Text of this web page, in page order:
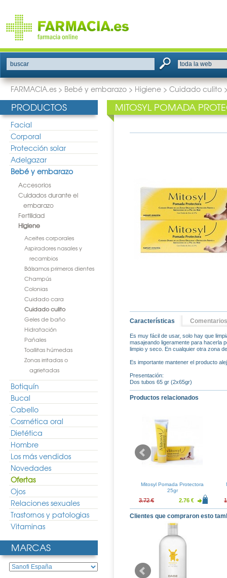
buscar
FARMACIA.es > Bebé y embarazo > Higiene > Cuidado culito
PRODUCTOS
Facial
Corporal
Protección solar
Adelgazar
Bebé y embarazo
Accesorios
Cuidados durante el
embarazo
Fertilidad
Higiene
Aceites corporales
Aspiradores nasales y
recambios
Bálsamos primeros dientes
Champús
Colonias
Cuidado cara
Cuidado culito
Geles de baño
Hidratación
Pañales
Toallitas húmedas
Zonas irritadas o
agrietadas
Botiquín
Bucal
Cabello
Cosmética oral
Dietética
Hombre
Los más vendidos
Novedades
Ofertas
Ojos
Relaciones sexuales
Trastornos y patologias
Vitaminas
MARCAS
MITOSYL POMADA
Características Comentarios
Es muy fácil de usar, solo hay que
masajeando ligeramente para hacerla
limpio y seco. En cualquier otra zona
Es importante mantener el producto
Presentación:
Dos tubos 65 gr (2x65gr)
Productos relacionados
Pomada
100ml
11.63 €
Nutraisdin ZN40 Pomada
Mitosyl Pomada Protectora
25gr
3.72 € 2.76 €
Clientes que compraron esto